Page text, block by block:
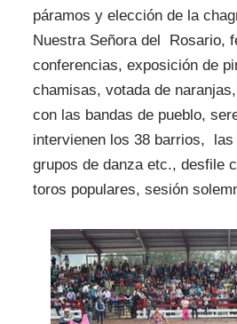
páramos y elección de la
Nuestra Señora del Rosario,
conferencias, exposición de
chamisas, votada de
con las bandas de pueblo,
intervienen los 38 barrios,
grupos de danza etc., desfile
toros populares, sesión